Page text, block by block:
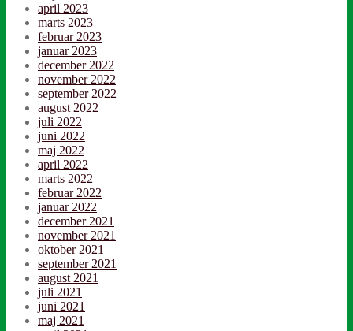
april 2023
marts 2023
februar 2023
januar 2023
december 2022
november 2022
september 2022
august 2022
juli 2022
juni 2022
maj 2022
april 2022
marts 2022
februar 2022
januar 2022
december 2021
november 2021
oktober 2021
september 2021
august 2021
juli 2021
juni 2021
maj 2021